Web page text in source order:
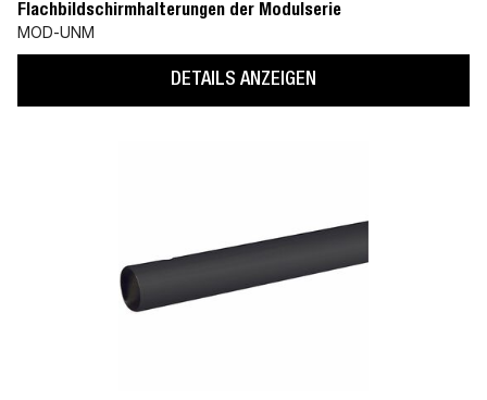
Flachbildschirmhalterungen der Modulserie
MOD-UNM
DETAILS ANZEIGEN